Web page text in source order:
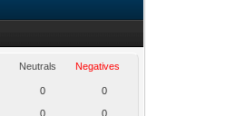
Neutrals Negatives
0 0
0 0